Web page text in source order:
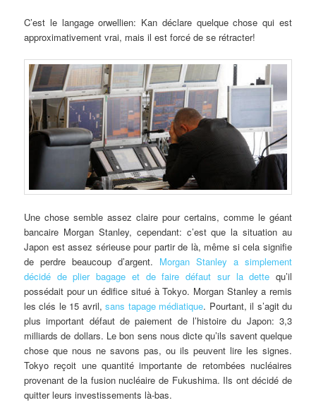
C’est le langage orwellien: Kan déclare quelque chose qui est
approximativement vrai, mais il est forcé de se rétracter!
Une chose semble assez claire pour certains, comme le géant
bancaire Morgan Stanley, cependant: c’est que la situation au
Japon est assez sérieuse pour partir de là, même si cela signifie
de perdre beaucoup d’argent. Morgan Stanley a simplement
décidé de plier bagage et de faire défaut sur la dette qu’il
possédait pour un édifice situé à Tokyo. Morgan Stanley a remis
les clés le 15 avril,sans tapage médiatique. Pourtant, il s’agit du
plus important défaut de paiement de l’histoire du Japon: 3,3
milliards de dollars. Le bon sens nous dicte qu’ils savent quelque
chose que nous ne savons pas, ou ils peuvent lire les signes.
Tokyo reçoit une quantité importante de retombées nucléaires
provenant de la fusion nucléaire de Fukushima. Ils ont décidé de
quitter leurs investissements là-bas.